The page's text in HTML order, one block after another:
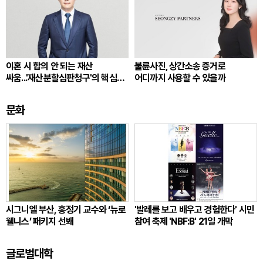
이혼 시 합의 안 되는 재산
싸움...'재산분할심판청구'의 핵심
불륜사진, 상간소송 증거로
어디까지 사용할 수 있을까
문화
시그니엘 부산, 홍정기 교수와 ‘뉴로
웰니스’ 패키지 선봬
'발레를 보고 배우고 경험한다' 시민
참여 축제 'NBF:B' 21일 개막
글로벌대학